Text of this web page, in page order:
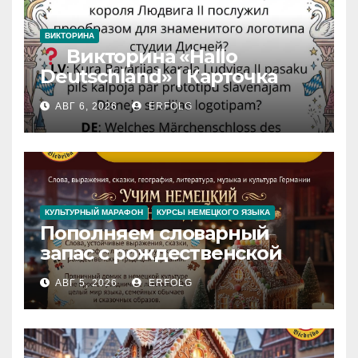
ВИКТОРИНА
Викторина «Hallo
Deutschland» | Карточка
№46
Замок вдохновения
Iedvesmas pils / Schloss der
Inspiration
АВГ 6, 2026 ERFOLG
КУЛЬТУРНЫЙ МАРАФОН КУРСЫ НЕМЕЦКОГО ЯЗЫКА
Пополняем словарный
запас с рождественской
сказкой! Учим немецкий
вместе с Lebkuchenhaus
АВГ 5, 2026 ERFOLG